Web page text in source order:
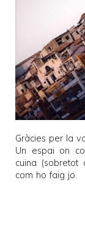
Gràcies per la
Un espai on
cuina
com ho faig jo.